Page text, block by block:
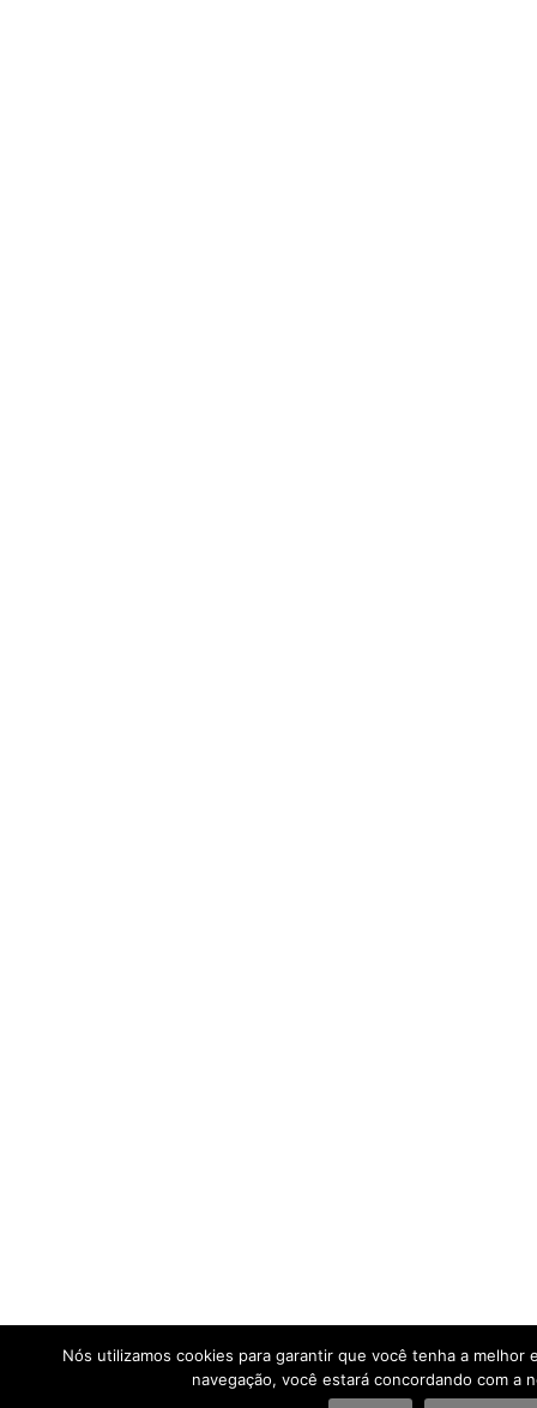
Nós utilizamos cookies para garantir que você tenha a
navegação, você estará concordando com a